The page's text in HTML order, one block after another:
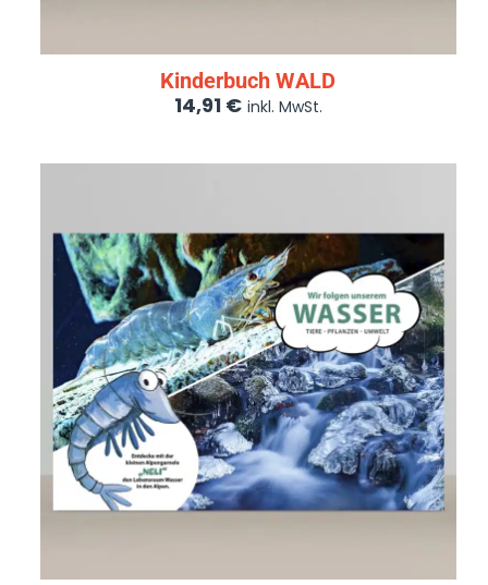
Kinderbuch WALD
14,91 € inkl. MwSt.